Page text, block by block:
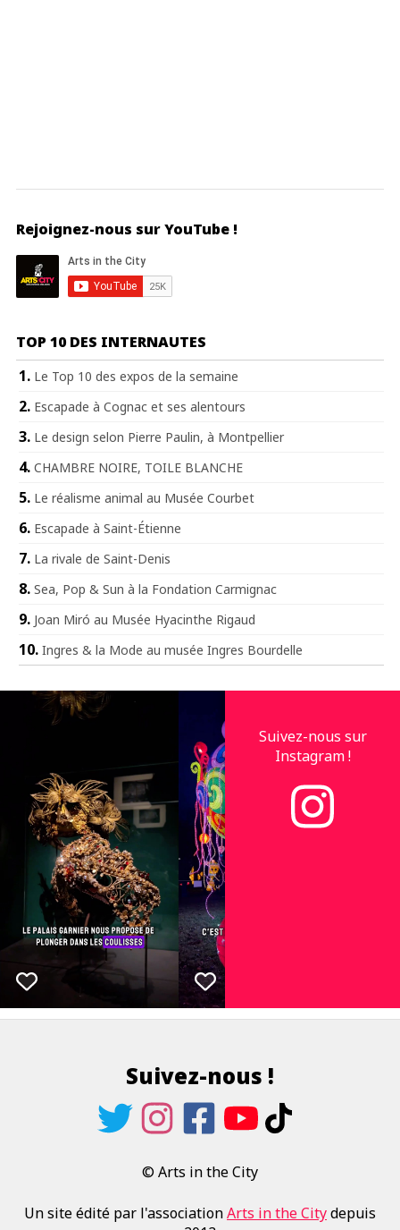
Rejoignez-nous sur YouTube !
TOP 10 DES INTERNAUTES
Le Top 10 des expos de la semaine
Escapade à Cognac et ses alentours
Le design selon Pierre Paulin, à Montpellier
CHAMBRE NOIRE, TOILE BLANCHE
Le réalisme animal au Musée Courbet
Escapade à Saint-Étienne
La rivale de Saint-Denis
Sea, Pop & Sun à la Fondation Carmignac
Joan Miró au Musée Hyacinthe Rigaud
Ingres & la Mode au musée Ingres Bourdelle
Suivez-nous sur
Instagram !
Suivez-nous !
© Arts in the City
Un site édité par l'associationArts in the Citydepuis